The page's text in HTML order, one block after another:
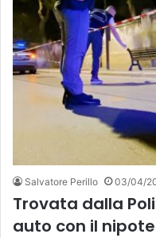
Salvatore Perillo 03/04/
Trovata dalla
auto con il